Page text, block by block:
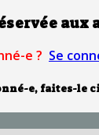
aux
e ? Se
e, faites-le